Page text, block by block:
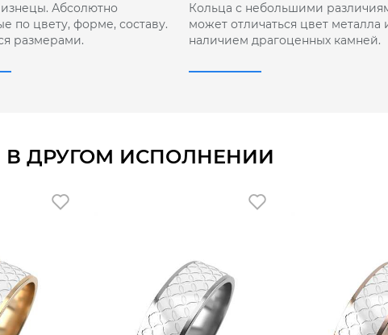
Абсолютно
по цвету, форме, составу.
размерами.
Кольца с небольшими
может отличаться цвет металла
наличием драгоценных камней.
ДРУГОМ ИСПОЛНЕНИИ